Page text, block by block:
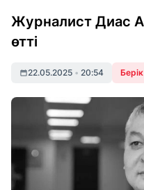
Журналист Диас
өтті
22.05.2025 • 20:54